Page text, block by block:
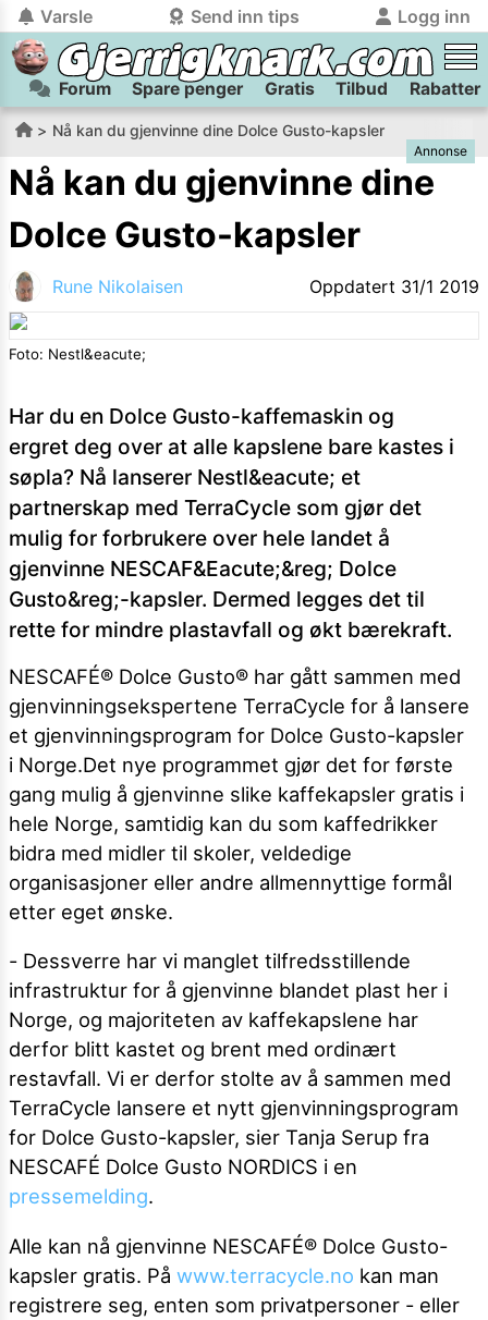
Varsle Send inn tips Logg inn
tilbake
Logg inn på Gjerrigknark.com:
Du kan logge inn / registrere bruker trygt helt gratis på
gjerrigknark.com ved å benytte Vipps-innlogging.
Logg inn med Vipps
tilbake
Send inn tips:
Har du et tips til meg? Jeg premierer de beste tipsene med
flaxlodd!
Kamera
Velg bilde
Send inn
PS:Vil du være med i tipsekonkurransen kan du oppgi
Forum Spare penger Gratis Tilbud Rabatter
Nå kan du gjenvinne dine Dolce Gusto-kapsler
Annonse
Nå kan du gjenvinne dine
Dolce Gusto-kapsler
Rune Nikolaisen Oppdatert 31/1 2019
Har du en Dolce Gusto-kaffemaskin og
ergret deg over at alle kapslene bare kastes i
søpla? Nå lanserer Nestl&eacute; et
partnerskap med TerraCycle som gjør det
mulig for forbrukere over hele landet å
gjenvinne NESCAF&Eacute;&reg; Dolce
Gusto&reg;-kapsler. Dermed legges det til
rette for mindre plastavfall og økt bærekraft.
NESCAFÉ® Dolce Gusto® har gått sammen med
gjenvinningsekspertene TerraCycle for å lansere
et gjenvinningsprogram for Dolce Gusto-kapsler
i Norge.Det nye programmet gjør det for første
gang mulig å gjenvinne slike kaffekapsler gratis i
hele Norge, samtidig kan du som kaffedrikker
bidra med midler til skoler, veldedige
organisasjoner eller andre allmennyttige formål
etter eget ønske.
- Dessverre har vi manglet tilfredsstillende
infrastruktur for å gjenvinne blandet plast her i
Norge, og majoriteten av kaffekapslene har
derfor blitt kastet og brent med ordinært
restavfall. Vi er derfor stolte av å sammen med
TerraCycle lansere et nytt gjenvinningsprogram
for Dolce Gusto-kapsler, sier Tanja Serup fra
NESCAFÉ Dolce Gusto NORDICS i en
pressemelding.
Alle kan nå gjenvinne NESCAFÉ® Dolce Gusto-
kapsler gratis. På www.terracycle.no kan man
registrere seg, enten som privatpersoner - eller
Foto: Nestl&eacute;